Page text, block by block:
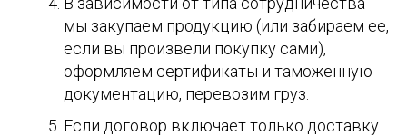
мы закупаем продукцию (или забираем ее,
если вы произвели покупку сами),
оформляем сертификаты и таможенную
документацию, перевозим груз.
Если договор включает только доставку